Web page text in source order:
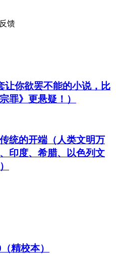
馈
让你欲罢不能的小说，比
罪》更悬疑！）
统的开端（人类文明万
印度、希腊、以色列文
精校本）